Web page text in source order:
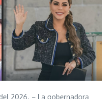
2026. – La gobernadora